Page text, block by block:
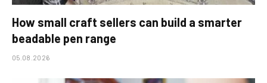
How small craft sellers can build a smarter
beadable pen range
05.08.2026